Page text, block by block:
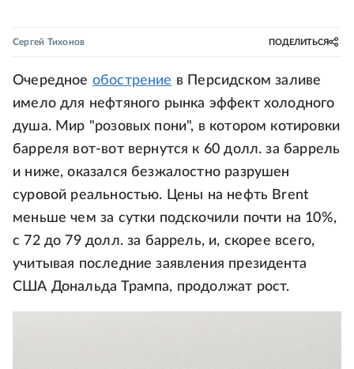
Сергей Тихонов ПОДЕЛИТЬСЯ
Очередное обострение в Персидском заливе
имело для нефтяного рынка эффект холодного
душа. Мир "розовых пони", в котором котировки
барреля вот-вот вернутся к 60 долл. за баррель
и ниже, оказался безжалостно разрушен
суровой реальностью. Цены на нефть Brent
меньше чем за сутки подскочили почти на 10%,
с 72 до 79 долл. за баррель, и, скорее всего,
учитывая последние заявления президента
США Дональда Трампа, продолжат рост.